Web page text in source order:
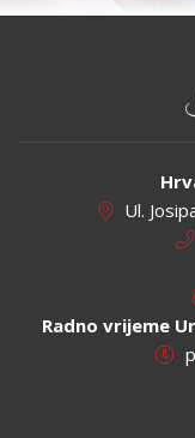
Ul.
Radno vrijeme